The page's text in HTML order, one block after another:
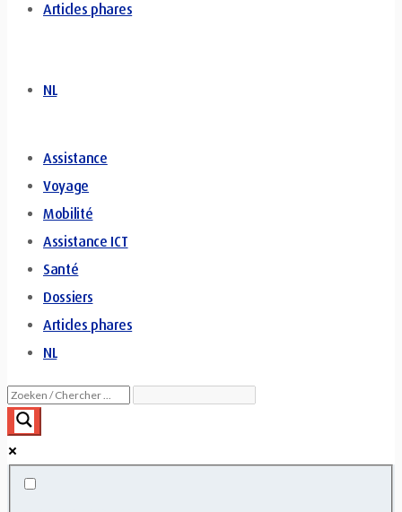
Articles phares
NL
Assistance
Voyage
Mobilité
Assistance ICT
Santé
Dossiers
Articles phares
NL